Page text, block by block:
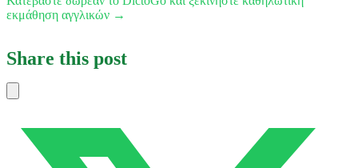
εκμάθηση αγγλικών →
Share this post